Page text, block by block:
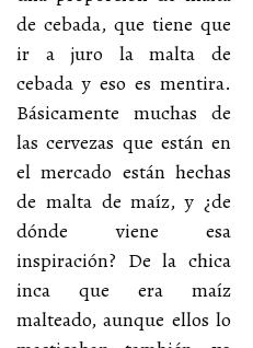
de cebada, que tiene que
ir a juro la malta de
cebada y eso es mentira.
Básicamente muchas de
las cervezas que están en
el mercado están hechas
de malta de maíz, y ¿de
dónde viene esa
inspiración? De la chica
inca que era maíz
malteado, aunque ellos lo